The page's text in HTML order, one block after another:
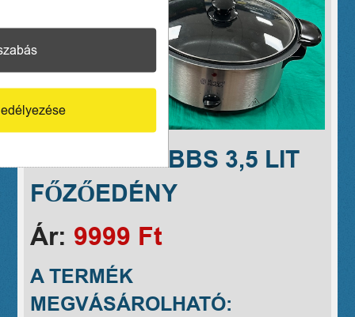
RUSSEL HOBBS 3,5 LIT
FŐZŐEDÉNY
Ár: 9999 Ft
A TERMÉK
MEGVÁSÁROLHATÓ: